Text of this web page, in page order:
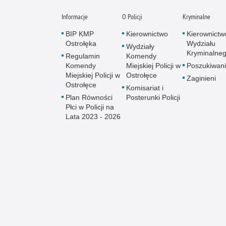
Informacje
BIP KMP
Ostrołęka
Regulamin
Komendy
Miejskiej Policji w
Ostrołęce
Plan Równości
Płci w Policji na
Lata 2023 - 2026
O Policji
Kierownictwo
Wydziały
Komendy
Miejskiej Policji w
Ostrołęce
Komisariat i
Posterunki Policji
Kryminalne
Wydziału
Poszukiwani
Zaginieni